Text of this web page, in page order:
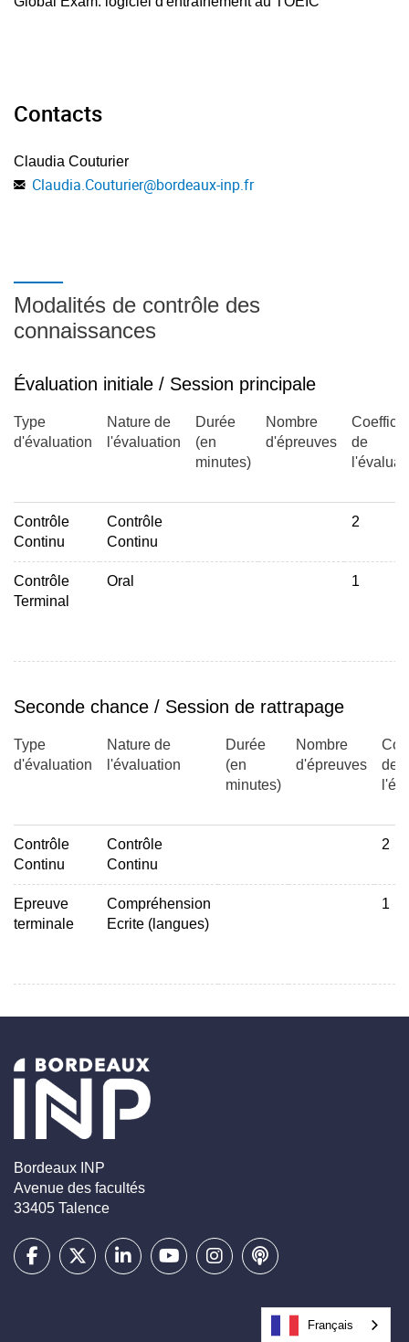
Contacts
Claudia Couturier
Claudia.Couturier@bordeaux-inp.fr
Modalités de contrôle des
connaissances
Évaluation initiale / Session principale
Type
d'évaluation
Nature de
l'évaluation
Durée
(en
minutes)
Nombre
d'épreuves
de
Contrôle
Continu
Contrôle
Continu
2
Contrôle
Terminal
Oral 1
Seconde chance / Session de rattrapage
Type
d'évaluation
Nature de
l'évaluation
Durée
(en
minutes)
Nombre
d'épreuves
de
Contrôle
Continu
Contrôle
Continu
2
Epreuve
terminale
Compréhension
Ecrite (langues)
1
Bordeaux INP
Avenue des facultés
33405 Talence
Français